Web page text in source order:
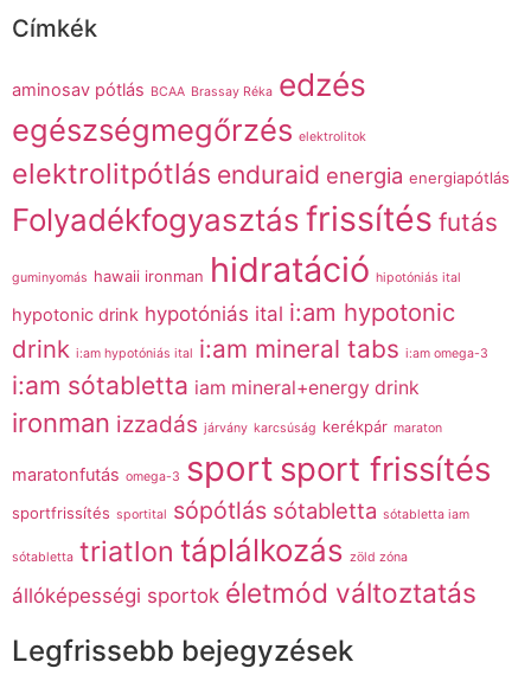
Címkék
aminosav pótlás BCAA Brassay Réka edzés
egészségmegőrzés elektrolitok
elektrolitpótlás enduraid energia energiapótlás
Folyadékfogyasztásfrissítés futás
guminyomás hawaii ironman hidratáció hipotóniás ital
hypotonic drink hypotóniás ital i:am hypotonic
drink i:am hypotóniás ital i:am mineral tabs i:am omega-3
i:am sótabletta iam mineral+energy drink
ironman izzadás járvány karcsúság kerékpár maraton
maratonfutás omega-3 sport sport frissítés
sportfrissítés sportital sópótlás sótabletta sótabletta iam
sótabletta triatlon táplálkozás zöld zóna
állóképességi sportok életmód változtatás
Legfrissebb bejegyzések